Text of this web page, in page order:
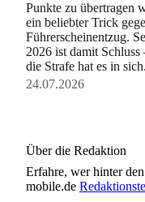
Punkte zu übertragen
ein beliebter Trick
Führerscheinentzug.
2026 ist damit Schluss
die Strafe hat es in sich.
24.07.2026
Über die Redaktion
Erfahre, werhinter
mobile.de